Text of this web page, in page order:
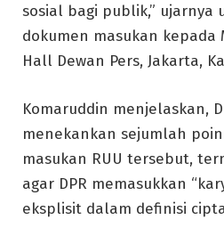
sosial bagi publik,” ujarnya
dokumen masukan kepada
Hall Dewan Pers, Jakarta,
Komaruddin menjelaskan,
menekankan sejumlah
masukan RUU tersebut,
agar DPR memasukkan
eksplisit dalam definisi